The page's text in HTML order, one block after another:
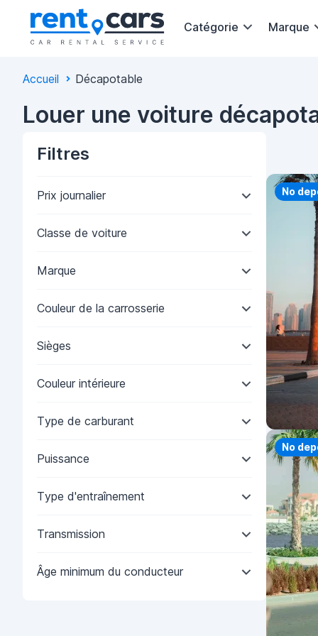
Catégorie Marque
Accueil Décapotable
Louer une voiture
Filtres
Prix journalier
Classe de voiture
Marque
Couleur de la carrosserie
Sièges
Couleur intérieure
Type de carburant
Puissance
Type d'entraînement
Transmission
Âge minimum du conducteur
No
No